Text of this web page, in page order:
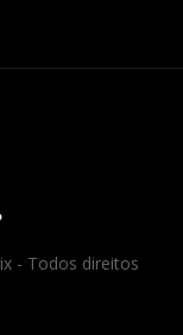
- Todos direitos